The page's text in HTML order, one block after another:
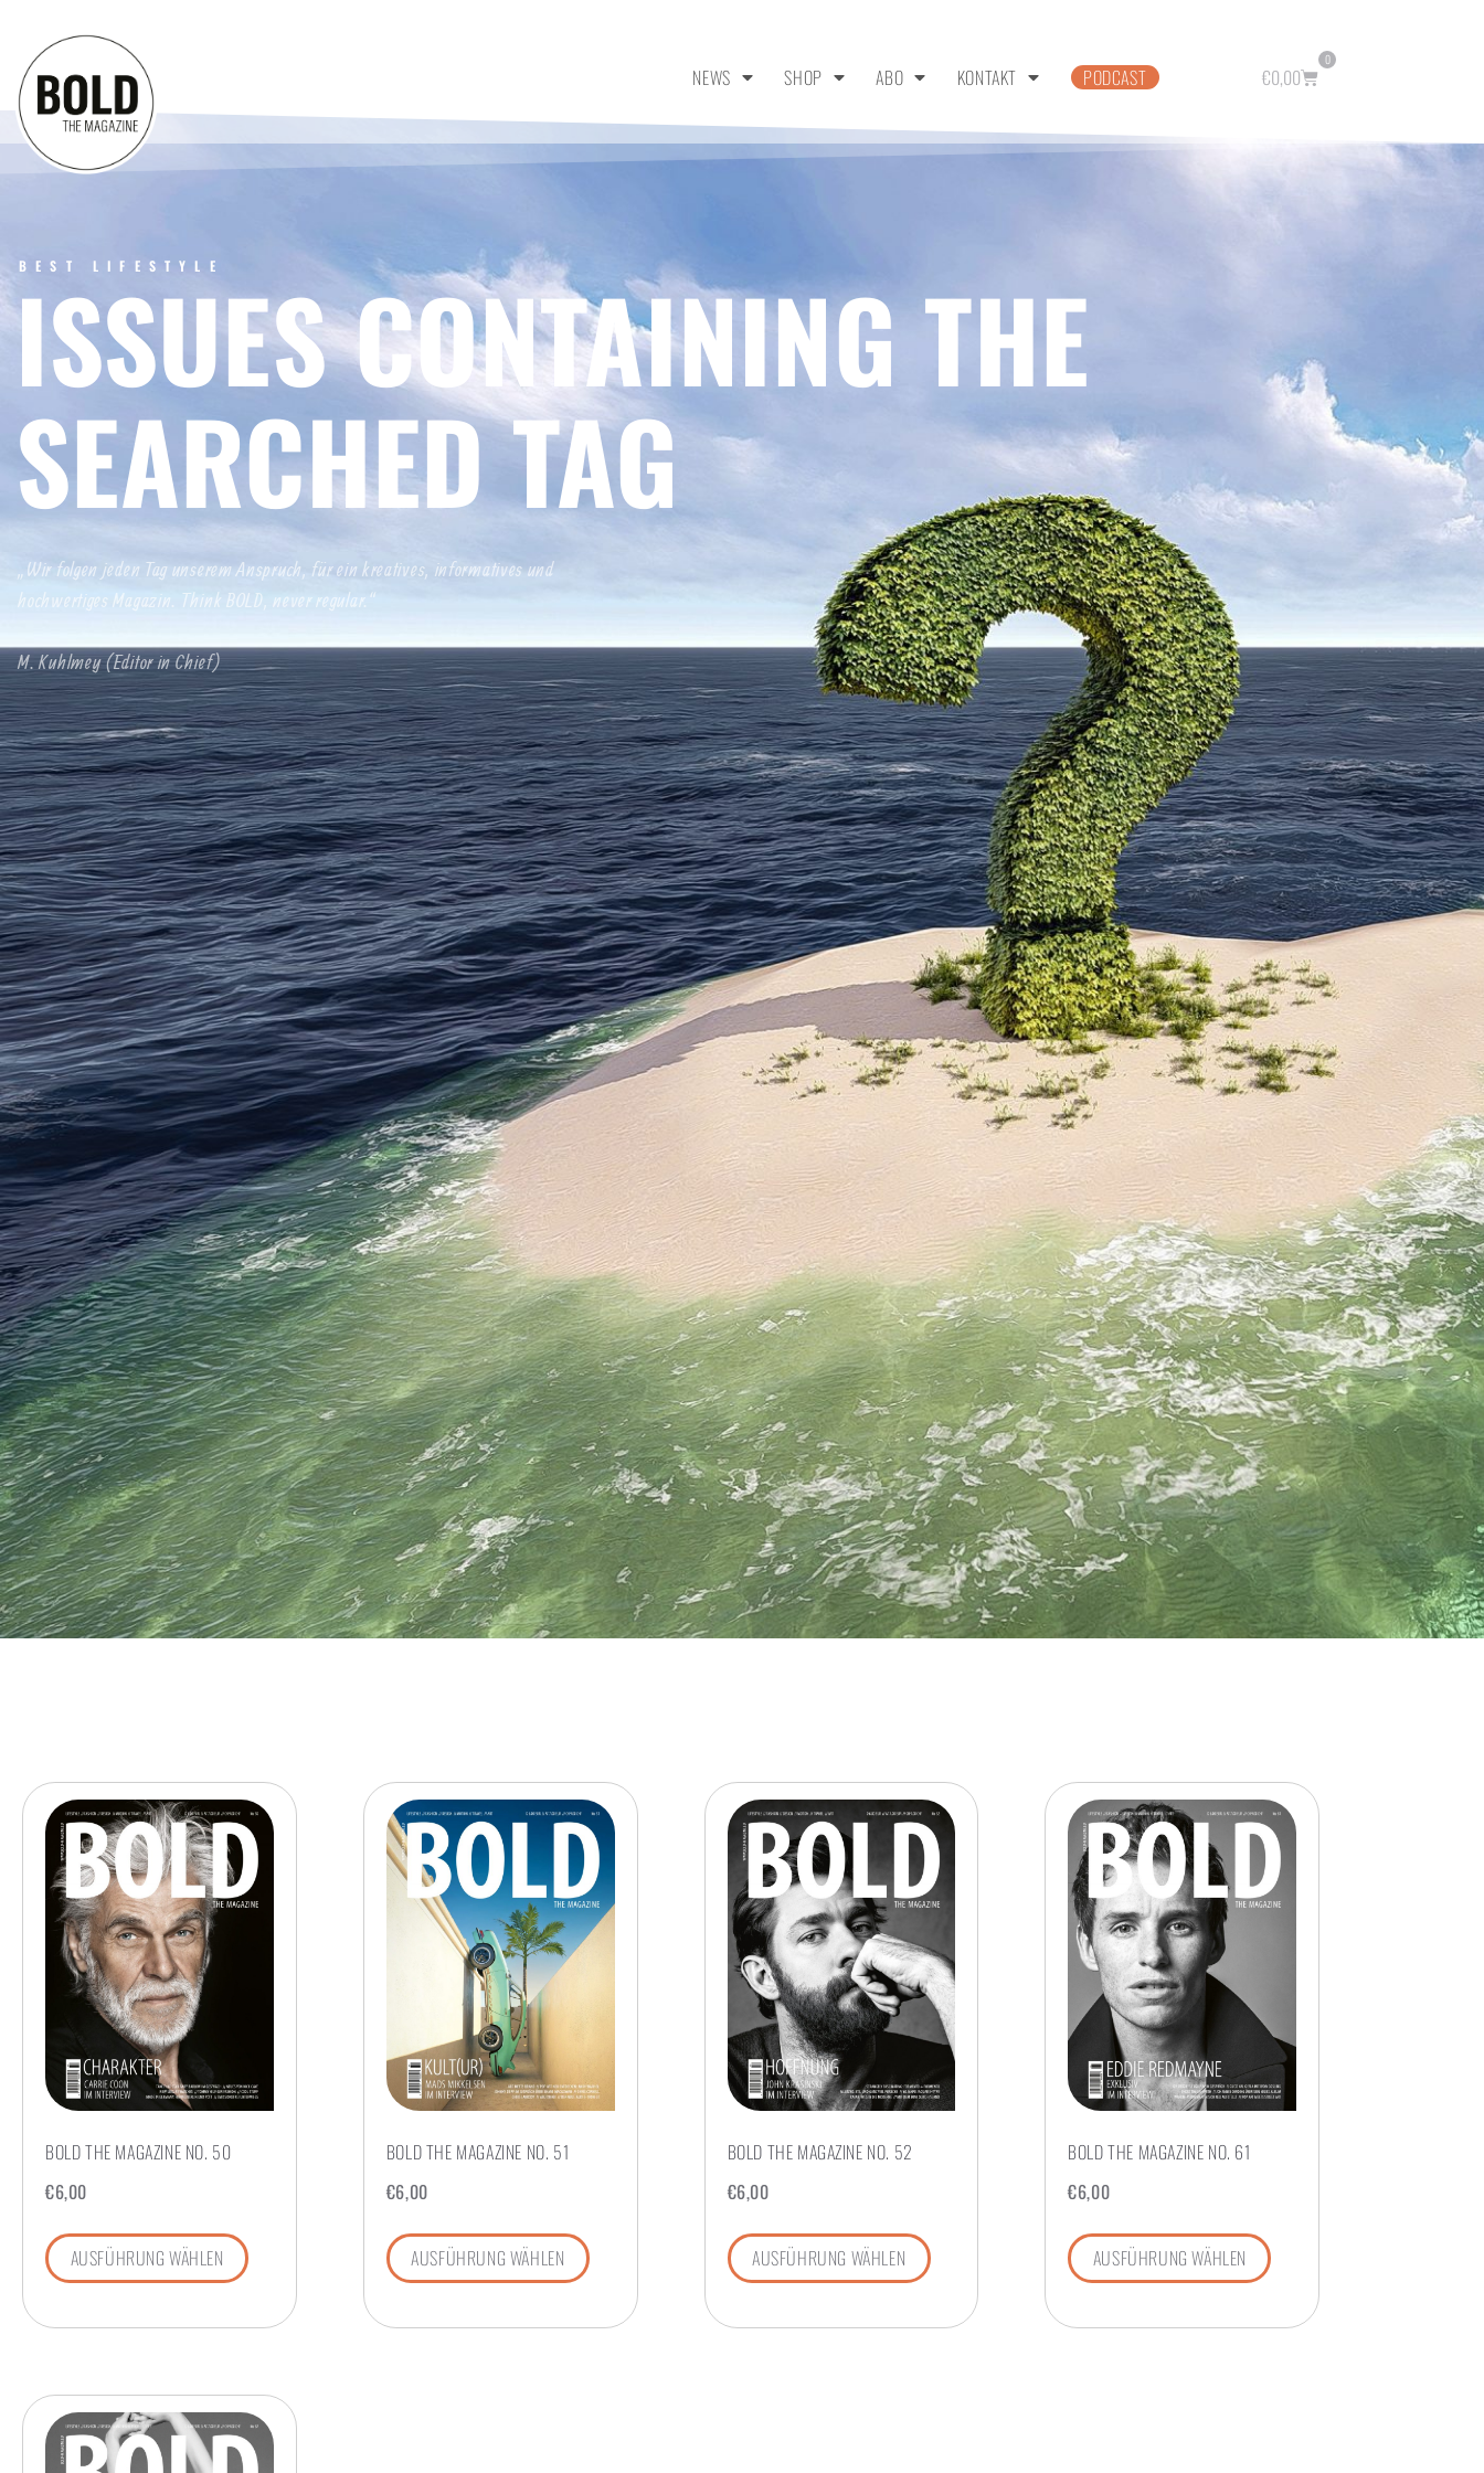
NEWS SHOP ABO KONTAKT PODCAST €0,00
0
BEST LIFESTYLE
ISSUES CONTAINING THE
SEARCHED TAG
„Wir folgen jeden Tag unserem Anspruch, für ein kreatives, informatives und
hochwertiges Magazin. Think BOLD, never regular.“
M. Kuhlmey (Editor in Chief)
BOLD THE MAGAZINE NO. 50
€6,00
AUSFÜHRUNG WÄHLEN
BOLD THE MAGAZINE NO. 51
€6,00
AUSFÜHRUNG WÄHLEN
BOLD THE MAGAZINE NO. 52
€6,00
AUSFÜHRUNG WÄHLEN
BOLD THE MAGAZINE NO. 61
€6,00
AUSFÜHRUNG WÄHLEN